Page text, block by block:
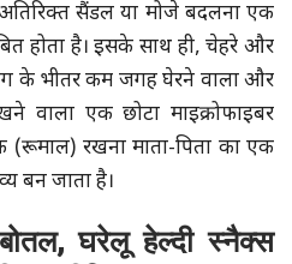
सैंडल या मोजे बदलना एक
होता है। इसके साथ ही, चेहरे और
के भीतर कम जगह घेरने वाला और
वाला एक छोटा माइक्रोफाइबर
(रूमाल) रखना माता-पिता का एक
बन जाता है।
घरेलू हेल्दी स्नैक्स